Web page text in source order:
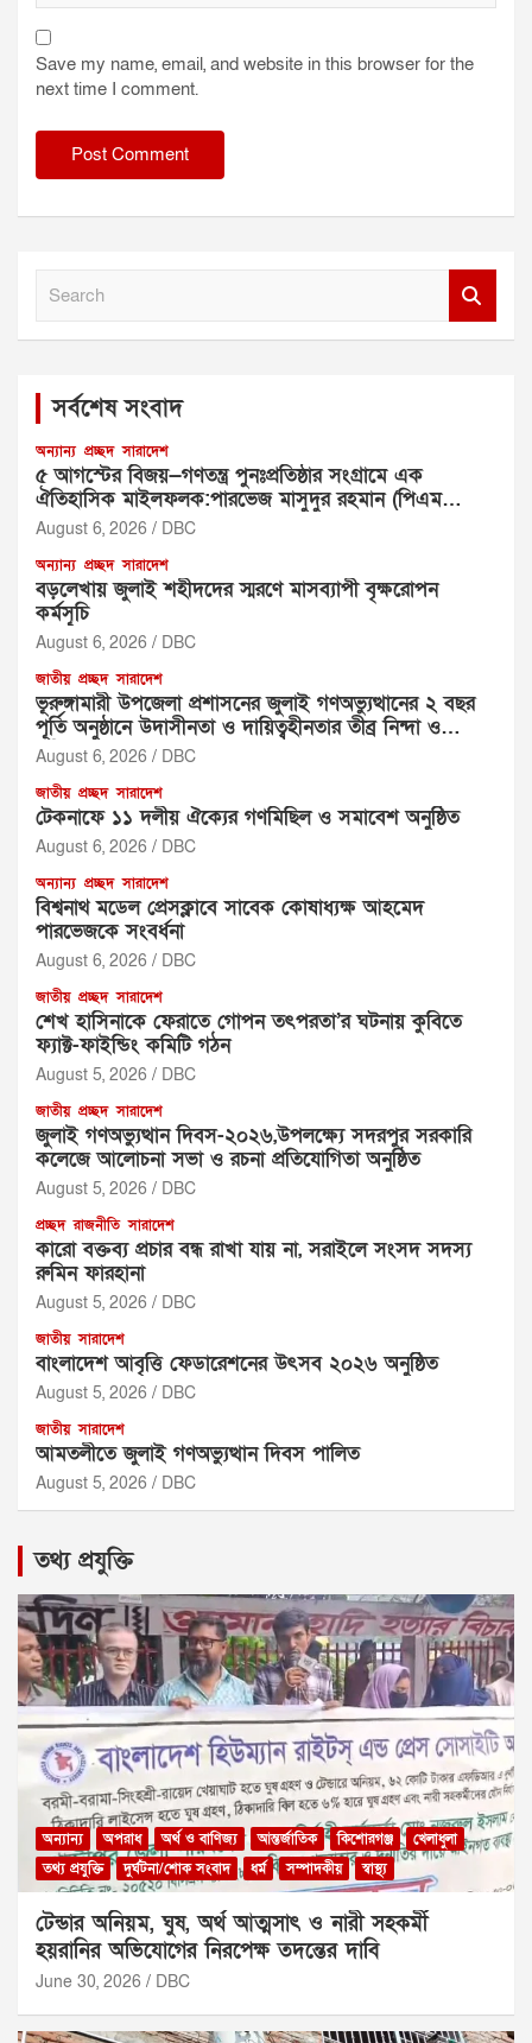
Save my name, email, and website in this browser for the
next time I comment.
সর্বশেষ সংবাদ
অন্যান্য প্রচ্ছদ সারাদেশ
৫ আগস্টের বিজয়—গণতন্ত্র পুনঃপ্রতিষ্ঠার সংগ্রামে এক
ঐতিহাসিক মাইলফলক:পারভেজ মাসুদুর রহমান (পিএম
রহমান)
August 6, 2026 DBC
অন্যান্য প্রচ্ছদ সারাদেশ
বড়লেখায় জুলাই শহীদদের স্মরণে মাসব্যাপী বৃক্ষরোপন
কর্মসূচি
August 6, 2026 DBC
জাতীয় প্রচ্ছদ সারাদেশ
ভূরুঙ্গামারী উপজেলা প্রশাসনের জুলাই গণঅভ্যুত্থানের ২ বছর
পূর্তি অনুষ্ঠানে উদাসীনতা ও দায়িত্বহীনতার তীব্র নিন্দা ও
প্রতিবাদ
August 6, 2026 DBC
জাতীয় প্রচ্ছদ সারাদেশ
টেকনাফে ১১ দলীয় ঐক্যের গণমিছিল ও সমাবেশ অনুষ্ঠিত
August 6, 2026 DBC
অন্যান্য প্রচ্ছদ সারাদেশ
বিশ্বনাথ মডেল প্রেসক্লাবে সাবেক কোষাধ্যক্ষ আহমেদ
পারভেজকে সংবর্ধনা
August 6, 2026 DBC
জাতীয় প্রচ্ছদ সারাদেশ
শেখ হাসিনাকে ফেরাতে গোপন তৎপরতা’র ঘটনায় কুবিতে
ফ্যাক্ট-ফাইন্ডিং কমিটি গঠন
August 5, 2026 DBC
জাতীয় প্রচ্ছদ সারাদেশ
জুলাই গণঅভ্যুত্থান দিবস-২০২৬,উপলক্ষ্যে সদরপুর সরকারি
কলেজে আলোচনা সভা ও রচনা প্রতিযোগিতা অনুষ্ঠিত
August 5, 2026 DBC
প্রচ্ছদ রাজনীতি সারাদেশ
‎কারো বক্তব্য প্রচার বন্ধ রাখা যায় না, সরাইলে সংসদ সদস্য
রুমিন ফারহানা ‎ ‎
August 5, 2026 DBC
জাতীয় সারাদেশ
বাংলাদেশ আবৃত্তি ফেডারেশনের উৎসব ২০২৬ অনুষ্ঠিত
August 5, 2026 DBC
জাতীয় সারাদেশ
আমতলীতে জুলাই গণঅভ্যুত্থান দিবস পালিত
August 5, 2026 DBC
তথ্য প্রযুক্তি
অন্যান্য অপরাধ অর্থ ও বাণিজ্য আন্তর্জাতিক কিশোরগঞ্জ
খেলাধুলা
তথ্য প্রযুক্তি
দুর্ঘটনা/শোক সংবাদ ধর্ম সম্পাদকীয় স্বাস্থ্য
টেন্ডার অনিয়ম, ঘুষ, অর্থ আত্মসাৎ ও নারী সহকর্মী
হয়রানির অভিযোগের নিরপেক্ষ তদন্তের দাবি
June 30, 2026 DBC